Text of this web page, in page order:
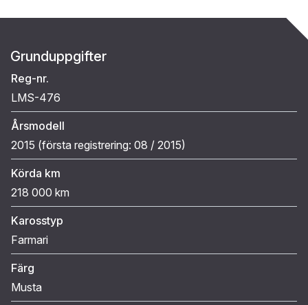
Grunduppgifter
Reg-nr.
LMS-476
Årsmodell
2015 (första registrering: 08 / 2015)
Körda km
218 000 km
Karosstyp
Farmari
Färg
Musta